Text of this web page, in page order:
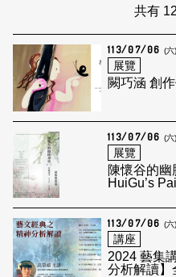
共有
113/07/06 (六)
展覽
闕巧涵 創
113/07/06 (六)
展覽
陳懷谷的幽
HuiGu’s
River
113/07/06 (六)
講座
2024 藝集
分析解讀】